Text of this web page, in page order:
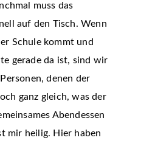
muss das
auf den Tisch. Wenn
Schule kommt und
gerade da ist, sind wir
denen der
ganz gleich, was der
Abendessen
mir heilig. Hier haben